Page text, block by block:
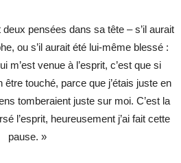
pensées dans sa tête – s’il aurait
ou s’il aurait été lui-même blessé :
m’est venue à l’esprit, c’est que si
être touché, parce que j’étais juste en
tomberaient juste sur moi. C’est la
l’esprit, heureusement j’ai fait cette
pause. »